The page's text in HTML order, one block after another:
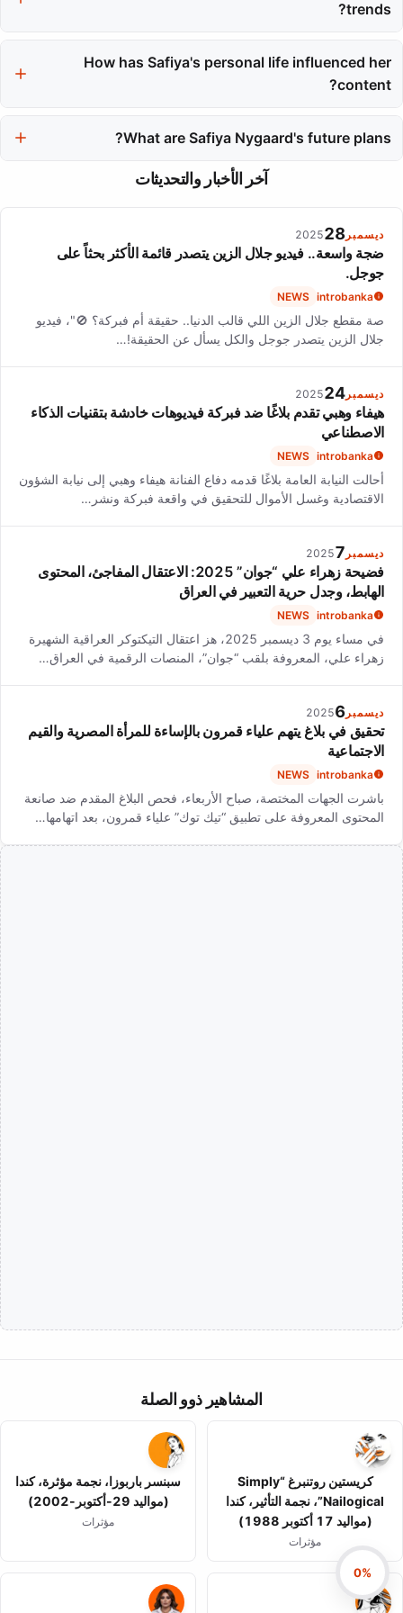
distinctive aesthetic. These partnerships have demonstrated her
trends?
through her experimental formats, earning recognition as the
highest-earning beauty influencer in 2022. Her innovative
How has Safiya's personal life influenced her
content?
ventures are often featured in her content. Their strategic
What are Safiya Nygaard's future plans?
Safiya Nygaard aims to continue experimenting with new
content formats and collaborations while exploring creative
new possibilities for her content.
آخر الأخبار والتحديثات
ديسمبر 28
2025
ضجة واسعة.. فيديو جلال الزين يتصدر قائمة الأكثر بحثاً على
جوجل.
introbanka
NEWS
صة مقطع جلال الزين اللي قالب الدنيا.. حقيقة أم فبركة؟ 🚫"، فيديو
جلال الزين يتصدر جوجل والكل يسأل عن الحقيقة!…
ديسمبر 24
2025
هيفاء وهبي تقدم بلاغًا ضد فبركة فيديوهات خادشة بتقنيات الذكاء
الاصطناعي
introbanka
NEWS
أحالت النيابة العامة بلاغًا قدمه دفاع الفنانة هيفاء وهبي إلى نيابة الشؤون
الاقتصادية وغسل الأموال للتحقيق في واقعة فبركة ونشر…
ديسمبر 7
2025
فضيحة زهراء علي “جوان” 2025: الاعتقال المفاجئ، المحتوى
الهابط، وجدل حرية التعبير في العراق
introbanka
NEWS
في مساء يوم 3 ديسمبر 2025، هز اعتقال التيكتوكر العراقية الشهيرة
زهراء علي، المعروفة بلقب “جوان”، المنصات الرقمية في العراق…
ديسمبر 6
2025
تحقيق في بلاغ يتهم علياء قمرون بالإساءة للمرأة المصرية والقيم
الاجتماعية
introbanka
NEWS
باشرت الجهات المختصة، صباح الأربعاء، فحص البلاغ المقدم ضد صانعة
المحتوى المعروفة على تطبيق “تيك توك” علياء قمرون، بعد اتهامها…
المشاهير ذوو الصلة
كريستين روتنبرغ “Simply
Nailogical”، نجمة التأثير، كندا
(مواليد 17 أكتوبر 1988)
مؤثرات
سبنسر باربوزا، نجمة مؤثرة، كندا
(مواليد 29-أكتوبر-2002)
مؤثرات
0%